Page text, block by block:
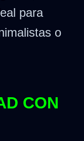
para
o
CON